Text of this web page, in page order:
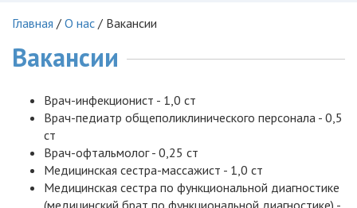
Главная / О нас / Вакансии
Вакансии
Врач-инфекционист - 1,0 ст
Врач-педиатр общеполиклинического персонала - 0,5
ст
Врач-офтальмолог - 0,25 ст
Медицинская сестра-массажист - 1,0 ст
Медицинская сестра по функциональной диагностике
(медицинский брат по функциональной диагностике) -